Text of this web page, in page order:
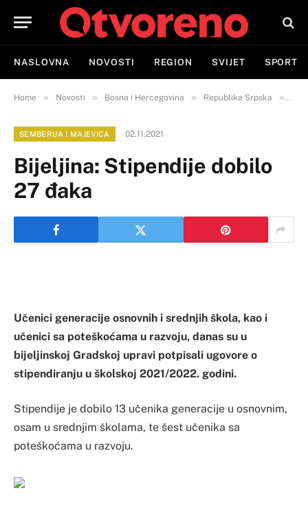
NASLOVNA NOVOSTI REGION SVIJET SPORT
Home » Novosti » Bosna i Hercegovina » Republika Srpska »
SEMBERIJA I MAJEVICA 02.11.2021
Bijeljina: Stipendije dobilo
27 đaka
Učenici generacije osnovnih i srednjih škola, kao i
učenici sa poteškoćama u razvoju, danas su u
bijeljinskoj Gradskoj upravi potpisali ugovore o
stipendiranju u školskoj 2021/2022. godini.
Stipendije je dobilo 13 učenika generacije u osnovnim,
osam u srednjim školama, te šest učenika sa
poteškoćama u razvoju.